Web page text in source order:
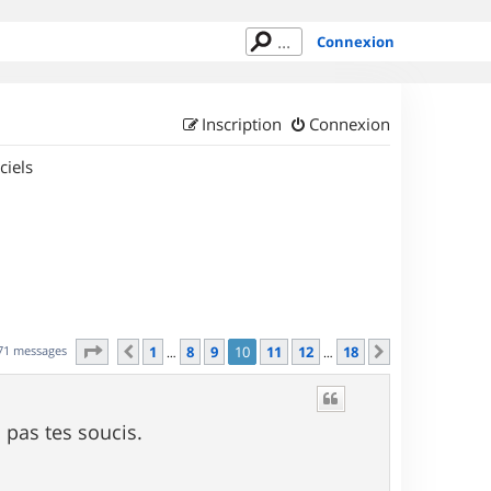
Connexion
Connexion
Inscription
messages Page 10 sur 18
Précédent
1 … 8 9 10 11 12 … 18
tes soucis.